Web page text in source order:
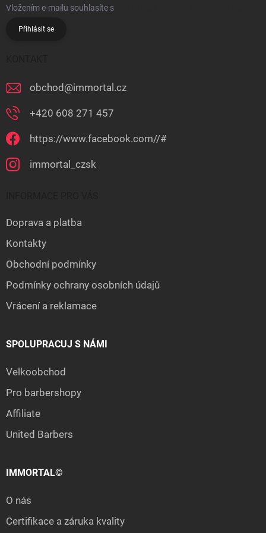
Vložením e-mailu souhlasíte s
Přihlásit se
obchod @immortal.cz
+420 608 271 457
https://www.facebook.com//#
immortal_czsk
Doprava a platba
Kontakty
Obchodní podmínky
Podmínky ochrany osobních údajů
Vrácení a reklamace
SPOLUPRACUJ S NÁMI
Velkoobchod
Pro barbershopy
Affiliate
United Barbers
IMMORTAL©
O nás
Certifikace a záruka kvality